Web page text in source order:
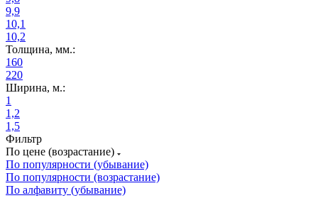
9,9
10,1
10,2
Толщина, мм.:
160
220
Ширина, м.:
1
1,2
1,5
Фильтр
По цене (возрастание)
По популярности (убывание)
По популярности (возрастание)
По алфавиту (убывание)